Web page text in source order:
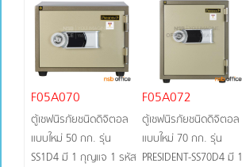
F05A070
ตู้เซฟนิรภัยชนิดดิจิตอล
แบบใหม่ 50 กก. รุ่น
SS1D4 มี 1 กุญแจ 1 รหัส
F05A072
ตู้เซฟนิรภัยชนิดดิจิตอล
แบบใหม่ 70 กก. รุ่น
PRESIDENT-SS70D4 มี 1